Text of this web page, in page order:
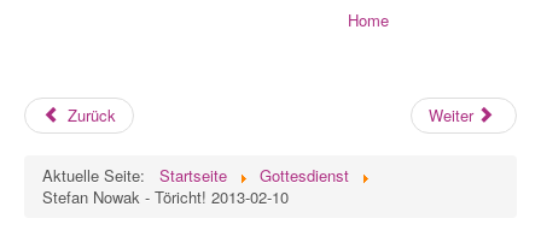
Home
Zurück Weiter
Aktuelle Seite: Startseite
Gottesdienst
Stefan Nowak - Töricht! 2013-02-10